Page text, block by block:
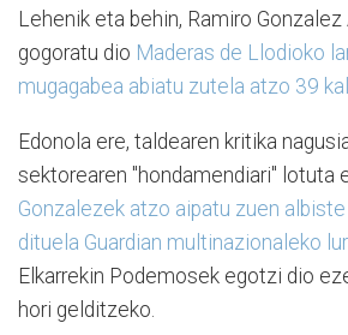
Lehenik eta behin, Ramiro
gogoratu dio Maderas de Llodioko
mugagabea abiatu zutela atzo 39
Edonola ere, taldearen kritika
sektorearen "hondamendiari" lotuta
Gonzalezek atzo aipatu zuen
dituela Guardian multinazionaleko
Elkarrekin Podemosek egotzi dio
hori gelditzeko.